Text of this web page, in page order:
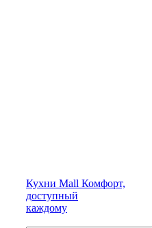
Кухни Mall Комфорт,
доступный
каждому